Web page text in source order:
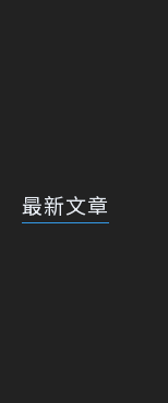
最新文章